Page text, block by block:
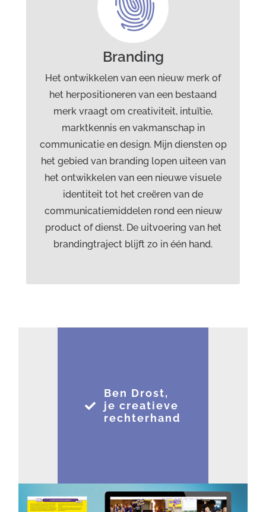
Branding
Het ontwikkelen van een nieuw merk of
het herpositioneren van een bestaand
merk vraagt om creativiteit, intuïtie,
marktkennis en vakmanschap in
communicatie en design. Mijn diensten op
het gebied van branding lopen uiteen van
het ontwikkelen van een nieuwe visuele
identiteit tot het creëren van de
communicatiemiddelen rond een nieuw
product of dienst. De uitvoering van het
brandingtraject blijft zo in één hand.
Grafisch ontwerp
Webdesign
Marketingcommunicatie
Branding
Ben Drost,
je creatieve
rechterhand